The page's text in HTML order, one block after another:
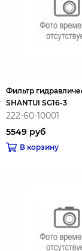
Фильтр
SHANTUI SG16-3
222-60-10001
5549 руб
В корзину